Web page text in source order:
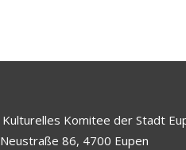
Komitee der Stadt
Neustraße 86, 4700 Eupen